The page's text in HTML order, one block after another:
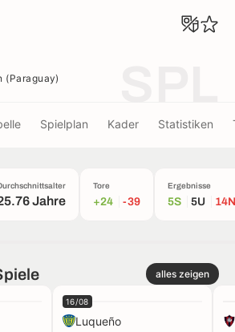
(Paraguay)
Spielplan Kader Statistiken
Jahre
Tore
+24 -39
Ergebnisse
5S 5U 14N
alles zeigen
16/08
Luqueño